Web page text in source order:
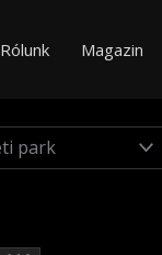
Rólunk Magazin